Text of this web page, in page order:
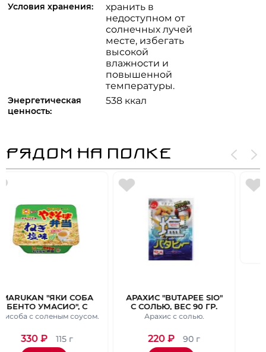
Условия хранения:
хранить в
недоступном от
солнечных лучей
месте, избегать
высокой
влажности и
повышенной
температуры.
Энергетическая
ценность:
538 ккал
РЯДОМ НА ПОЛКЕ
И
АРАХИС "BUTAPEE SIO"
С СОЛЬЮ, ВЕС 90 ГР.
Арахис с солью.
220
КОНФЕТЫ
ШОКОЛАДНЫЕ
BOURBON MINI BIT
5 видов шоколада.
420